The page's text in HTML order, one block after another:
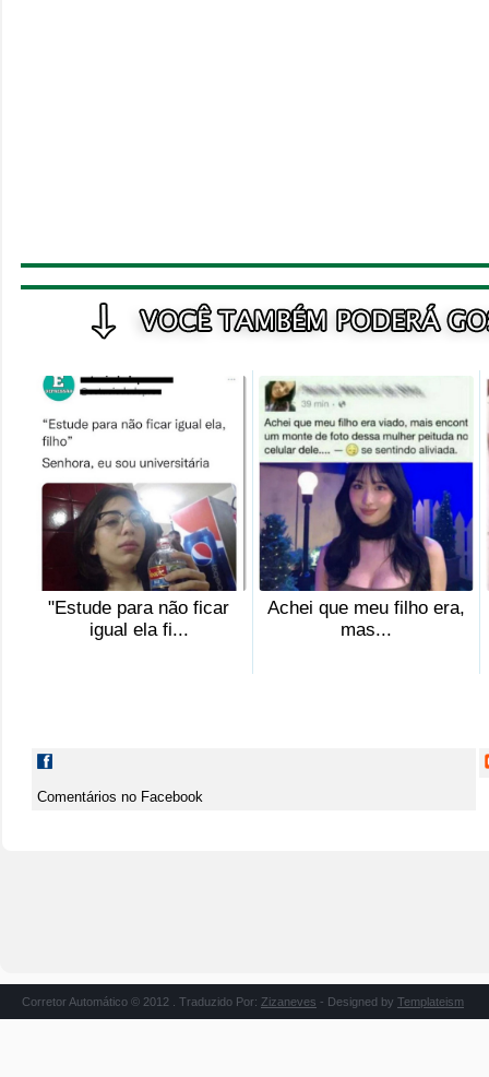
"Estude para não ficar
igual ela fi...
Achei que meu filho era,
mas...
Comentários no Facebook
Corretor Automático © 2012 . Traduzido Por: Zizaneves - Designed by Templateism